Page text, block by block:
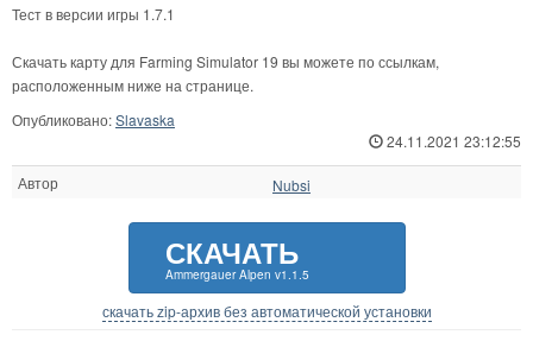
Тест в версии игры 1.7.1
Скачать карту для Farming Simulator 19 вы можете по ссылкам,
расположенным ниже на странице.
Опубликовано:Slavaska
24.11.2021 23:12:55
Автор Nubsi
СКАЧАТЬ
Ammergauer Alpen v1.1.5
скачать zip-архив без автоматической установки